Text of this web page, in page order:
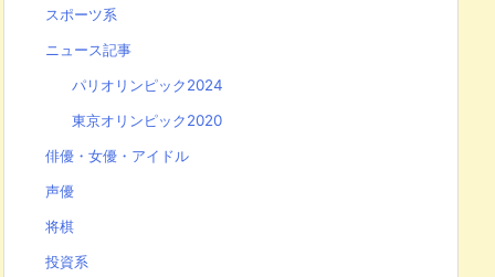
スポーツ系
ニュース記事
パリオリンピック2024
東京オリンピック2020
俳優・女優・アイドル
声優
将棋
投資系